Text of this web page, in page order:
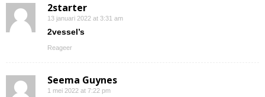
2starter
13 januari 2022 at 3:31 am
2vessel’s
Reageer
Seema Guynes
1 mei 2022 at 7:22 pm